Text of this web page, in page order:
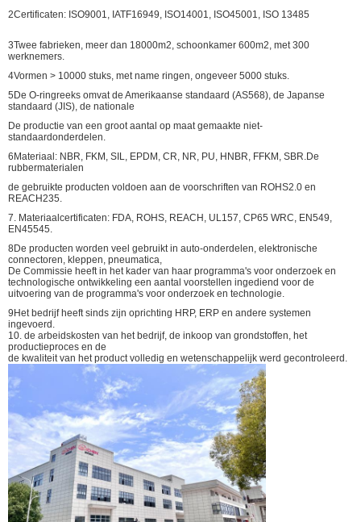
2Certificaten: ISO9001, IATF16949, ISO14001, ISO45001, ISO 13485
3Twee fabrieken, meer dan 18000m2, schoonkamer 600m2, met 300
werknemers.
4Vormen > 10000 stuks, met name ringen, ongeveer 5000 stuks.
5De O-ringreeks omvat de Amerikaanse standaard (AS568), de Japanse
standaard (JIS), de nationale
De productie van een groot aantal op maat gemaakte niet-
standaardonderdelen.
6Materiaal: NBR, FKM, SIL, EPDM, CR, NR, PU, HNBR, FFKM, SBR.De
rubbermaterialen
de gebruikte producten voldoen aan de voorschriften van ROHS2.0 en
REACH235.
7. Materiaalcertificaten: FDA, ROHS, REACH, UL157, CP65 WRC, EN549,
EN45545.
8De producten worden veel gebruikt in auto-onderdelen, elektronische
connectoren, kleppen, pneumatica,
De Commissie heeft in het kader van haar programma's voor onderzoek en
technologische ontwikkeling een aantal voorstellen ingediend voor de
uitvoering van de programma's voor onderzoek en technologie.
9Het bedrijf heeft sinds zijn oprichting HRP, ERP en andere systemen
ingevoerd.
10. de arbeidskosten van het bedrijf, de inkoop van grondstoffen, het
productieproces en de
de kwaliteit van het product volledig en wetenschappelijk werd gecontroleerd.